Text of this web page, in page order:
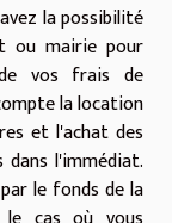
la possibilité
ou mairie pour
vos frais de
la location
et l'achat des
dans l'immédiat.
le fonds de la